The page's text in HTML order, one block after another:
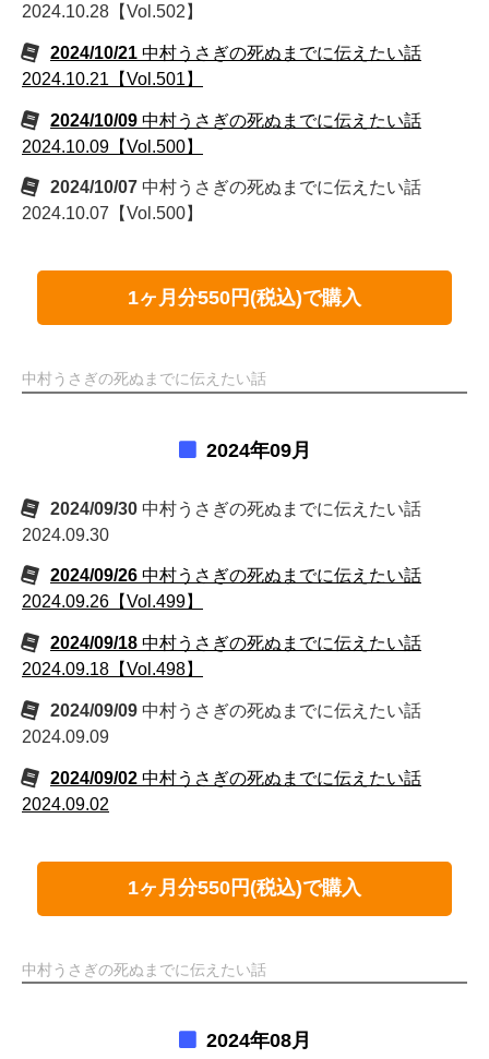
2024.10.28【Vol.502】
2024/10/21 中村うさぎの死ぬまでに伝えたい話
2024.10.21【Vol.501】
2024/10/09 中村うさぎの死ぬまでに伝えたい話
2024.10.09【Vol.500】
2024/10/07 中村うさぎの死ぬまでに伝えたい話
2024.10.07【Vol.500】
1ヶ月分550円(税込)で購入
中村うさぎの死ぬまでに伝えたい話
2024年09月
2024/09/30 中村うさぎの死ぬまでに伝えたい話
2024.09.30
2024/09/26 中村うさぎの死ぬまでに伝えたい話
2024.09.26【Vol.499】
2024/09/18 中村うさぎの死ぬまでに伝えたい話
2024.09.18【Vol.498】
2024/09/09 中村うさぎの死ぬまでに伝えたい話
2024.09.09
2024/09/02 中村うさぎの死ぬまでに伝えたい話
2024.09.02
1ヶ月分550円(税込)で購入
中村うさぎの死ぬまでに伝えたい話
2024年08月